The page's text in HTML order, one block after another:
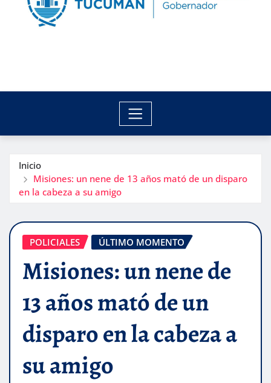
Inicio
Misiones: un nene de 13 años mató de un disparo
en la cabeza a su amigo
POLICIALES ÚLTIMO MOMENTO
Misiones: un nene de
13 años mató de un
disparo en la cabeza a
su amigo